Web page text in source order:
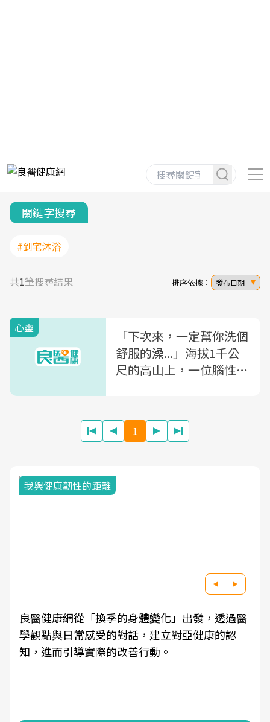
關鍵字搜尋
#到宅沐浴
共1筆搜尋結果 排序依據： 發布日期
心靈
「下次來，一定幫你洗個
舒服的澡...」海拔1千公
尺的高山上，一位腦性麻
1
我與健康韌性的距離
良醫健康網從「換季的身體變化」出發，透過醫
學觀點與日常感受的對話，建立對亞健康的認
知，進而引導實際的改善行動。